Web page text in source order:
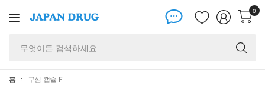
0
홈 구심 캡슐 F